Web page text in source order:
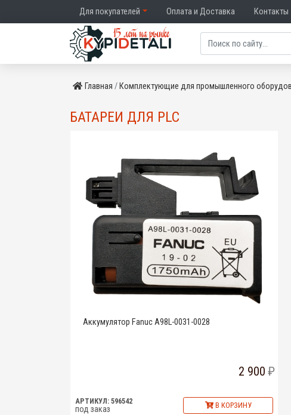
Для покупателей Оплата и Доставка Контакты
Главная Комплектующие для промышленного
БАТАРЕИ ДЛЯ PLC
Аккумулятор Fanuc A98L-0031-0028
2 900
АРТИКУЛ: 596542
под заказ В КОРЗИНУ